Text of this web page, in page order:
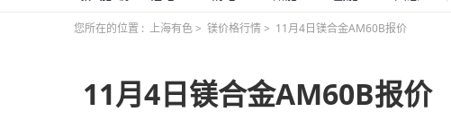
您所在的位置 : 上海有色> 镁价格行情> 11月4日镁合金AM60B报价
11月4日镁合金AM60B报价